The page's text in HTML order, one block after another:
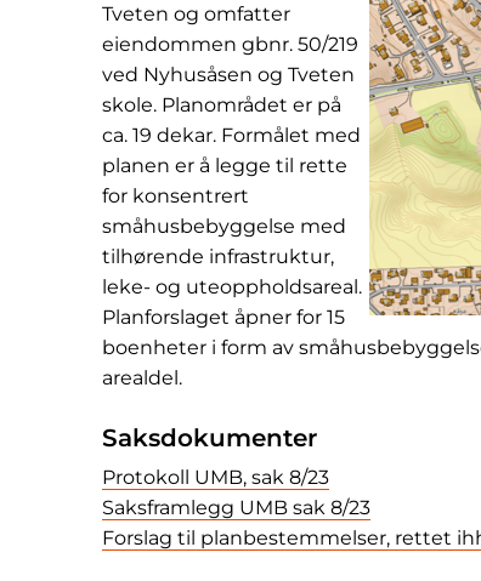
Tveten og omfatter
eiendommen gbnr. 50/219
ved Nyhusåsen og Tveten
skole. Planområdet er på
ca. 19 dekar. Formålet med
planen er å legge til rette
for konsentrert
småhusbebyggelse med
tilhørende infrastruktur,
leke- og uteoppholdsareal.
Planforslaget åpner for 15
boenheter i form av
arealdel.
Saksdokumenter
Protokoll UMB, sak 8/23
Saksframlegg UMB sak 8/23
Forslag til planbestemmelser, rettet